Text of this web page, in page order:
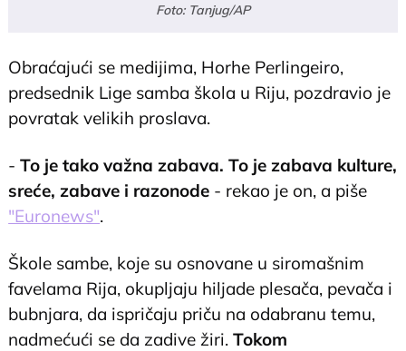
Foto: Tanjug/AP
Obraćajući se medijima, Horhe Perlingeiro,
predsednik Lige samba škola u Riju, pozdravio je
povratak velikih proslava.
-To je tako važna zabava. To je zabava kulture,
sreće, zabave i razonode - rekao je on, a piše
"Euronews".
Škole sambe, koje su osnovane u siromašnim
favelama Rija, okupljaju hiljade plesača, pevača i
bubnjara, da ispričaju priču na odabranu temu,
nadmećući se da zadive žiri.Tokom